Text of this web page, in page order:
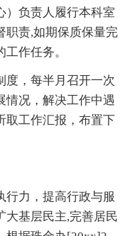
）负责人履行本科室
职责,如期保质保量完
作任务。
度，每半月召开一次
情况，解决工作中遇
取工作汇报，布置下
行力，提高行政与服
大基层民主,完善居民